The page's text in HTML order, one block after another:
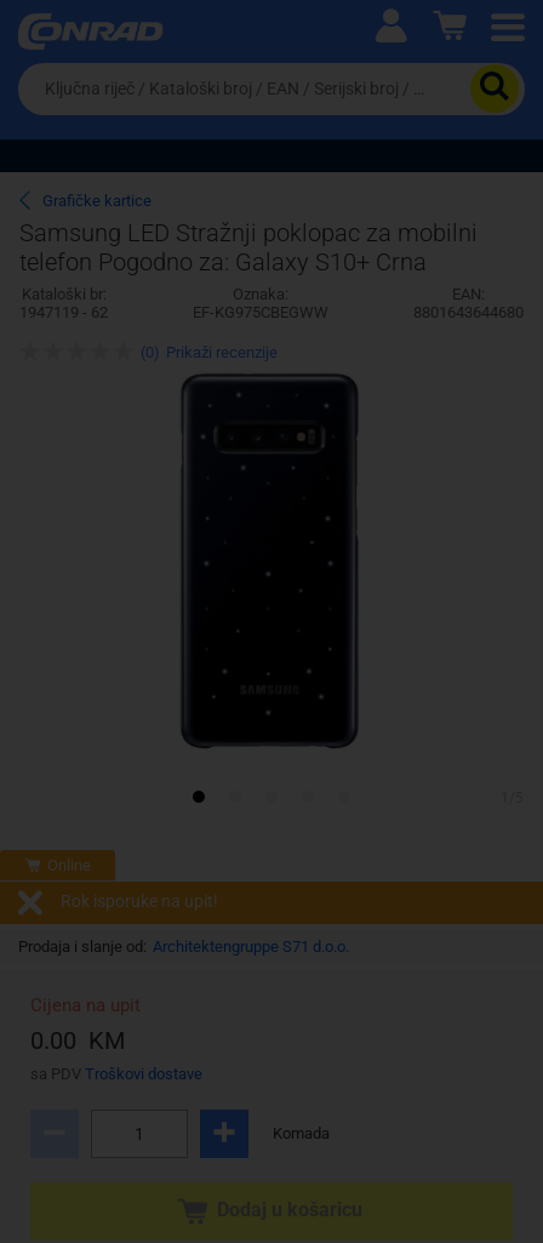
Ova postavka prilagođava asortiman proizvoda i
cijene vašim potrebama.
Pravno lice
Da
biste
potražili
proizvod,
unesite
ključnu
riječ,
kataloški
broj,
EAN
ili
Grafičke kartice
Samsung LED Stražnji poklopac za mobilni
telefon Pogodno za: Galaxy S10+ Crna
Kataloški br:
1947119 - 62
Oznaka:
EF-KG975CBEGWW
EAN:
8801643644680
Online
Rok isporuke na upit!
Prodaja i slanje od: Architektengruppe S71 d.o.o.
Cijena na upit
0.00 KM
sa PDV Troškovi dostave
Komada
(0) Prikaži recenzije